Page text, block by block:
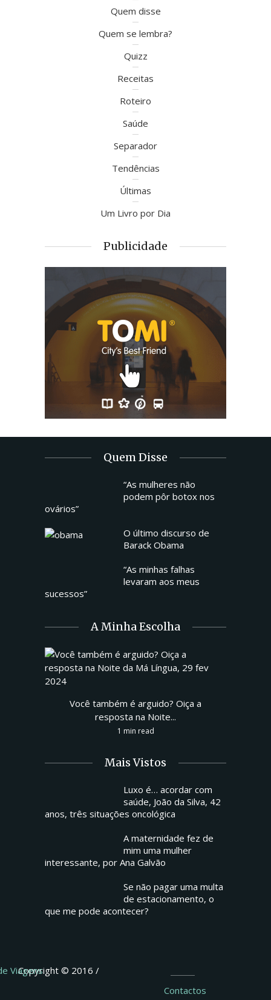
Quem disse
Quem se lembra?
Quizz
Receitas
Roteiro
Saúde
Separador
Tendências
Últimas
Um Livro por Dia
Publicidade
Quem Disse
“As mulheres não
podem pôr botox nos
ovários”
O último discurso de
Barack Obama
“As minhas falhas
levaram aos meus
sucessos”
A Minha Escolha
Você também é arguido? Oiça a
resposta na Noite...
1 min read
Mais Vistos
Luxo é… acordar com
saúde, João da Silva, 42
anos, três situações oncológica
A maternidade fez de
mim uma mulher
interessante, por Ana Galvão
Se não pagar uma multa
de estacionamento, o
que me pode acontecer?
Copyright © 2016 /
Viagens
Contactos